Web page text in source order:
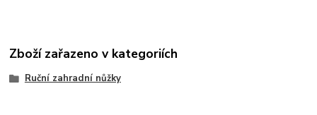
Zboží zařazeno v kategoriích
Ruční zahradní nůžky